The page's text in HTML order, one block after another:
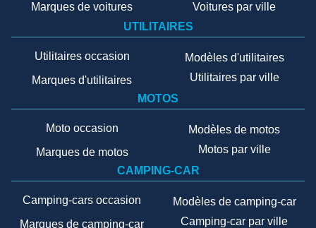
Marques de voitures
Voitures par ville
UTILITAIRES
Utilitaires occasion
Marques d'utilitaires
Modèles d'utilitaires
Utilitaires par ville
MOTOS
Moto occasion
Marques de motos
Modèles de motos
Motos par ville
CAMPING-CAR
Camping-cars occasion
Marques de camping-car
Modèles de camping-car
Camping-car par ville